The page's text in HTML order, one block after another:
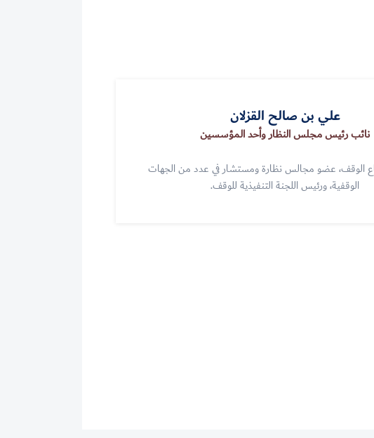
علي بن صالح القزلان
نائب رئيس مجلس النظار وأحد المؤسسين
الوقف، عضو مجالس نظارة ومستشار في عدد من الجهات
الوقفية، ورئيس اللجنة التنفيذية للوقف.